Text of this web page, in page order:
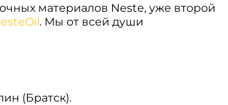
материалов Neste, уже второй
. Мы от всей души
(Братск).